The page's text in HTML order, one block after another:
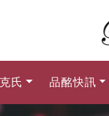
氏 品酩快訊